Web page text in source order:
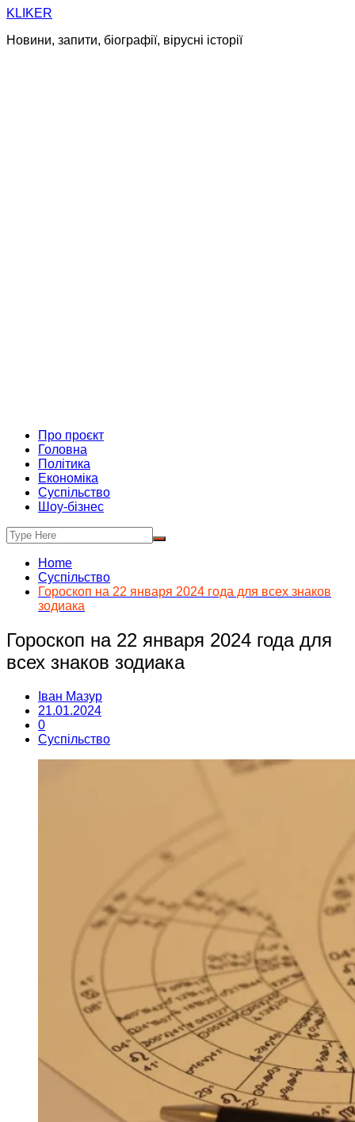
Skip
content
KLIKER
Новини, запити, біографії, вірусні історії
Про проєкт
Головна
Політика
Економіка
Суспільство
Шоу-бізнес
Home
Суспільство
Гороскоп на 22 января 2024 года для всех знаков
зодиака
Гороскоп на 22 января 2024 года для
всех знаков зодиака
Іван Мазур
21.01.2024
0
Суспільство